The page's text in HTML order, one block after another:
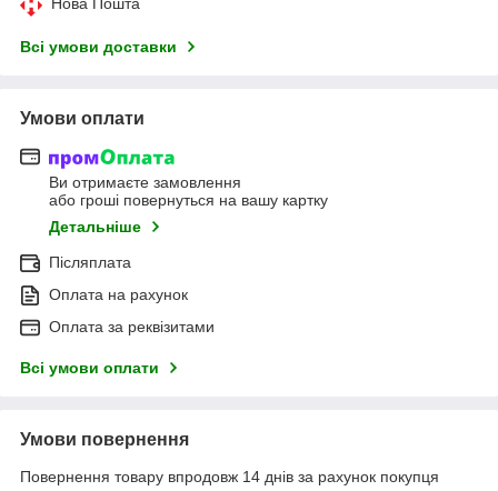
Всі умови доставки
Умови оплати
Ви отримаєте замовлення
або гроші повернуться на вашу картку
Детальніше
Післяплата
Оплата на рахунок
Оплата за реквізитами
Всі умови оплати
Умови повернення
Повернення товару впродовж 14 днів за рахунок покупця